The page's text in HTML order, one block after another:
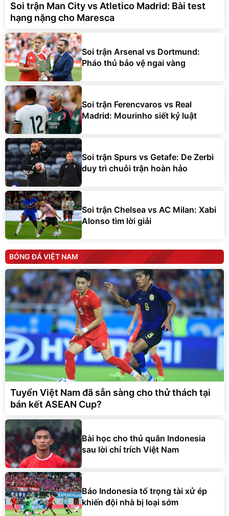
Soi trận Man City vs Atletico Madrid: Bài test
hạng nặng cho Maresca
Soi trận Arsenal vs Dortmund:
Pháo thủ bảo vệ ngai vàng
Soi trận Ferencvaros vs Real
Madrid: Mourinho siết kỷ luật
Soi trận Spurs vs Getafe: De Zerbi
duy trì chuỗi trận hoàn hảo
Soi trận Chelsea vs AC Milan: Xabi
Alonso tìm lời giải
BÓNG ĐÁ VIỆT NAM
Tuyển Việt Nam đã sẵn sàng cho thử thách tại
bán kết ASEAN Cup?
Bài học cho thủ quân Indonesia
sau lời chỉ trích Việt Nam
Báo Indonesia tố trọng tài xử ép
khiến đội nhà bị loại sớm